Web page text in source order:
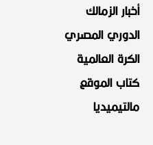
أخبار الزمالك
الدوري المصري
الكرة العالمية
كتاب الموقع
مالتيميديا